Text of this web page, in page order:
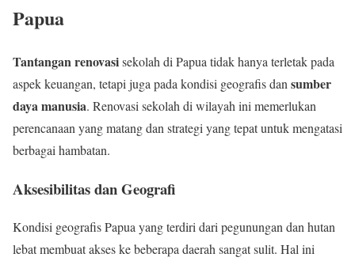
Papua
Tantangan renovasisekolah di Papua tidak hanya terletak pada
aspek keuangan, tetapi juga pada kondisi geografis dan sumber
daya manusia. Renovasi sekolah di wilayah ini memerlukan
perencanaan yang matang dan strategi yang tepat untuk mengatasi
berbagai hambatan.
Aksesibilitas dan Geografi
Kondisi geografis Papua yang terdiri dari pegunungan dan hutan
lebat membuat akses ke beberapa daerah sangat sulit. Hal ini